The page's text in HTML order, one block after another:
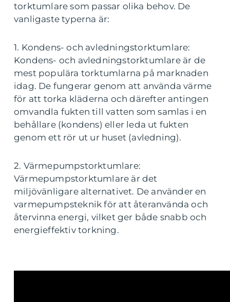
torktumlare som passar olika behov. De
vanligaste typerna är:
1. Kondens- och avledningstorktumlare:
Kondens- och avledningstorktumlare är de
mest populära torktumlarna på marknaden
idag. De fungerar genom att använda värme
för att torka kläderna och därefter antingen
omvandla fukten till vatten som samlas i en
behållare (kondens) eller leda ut fukten
genom ett rör ut ur huset (avledning).
2. Värmepumpstorktumlare:
Värmepumpstorktumlare är det
miljövänligare alternativet. De använder en
varmepumpsteknik för att återanvända och
återvinna energi, vilket ger både snabb och
energieffektiv torkning.